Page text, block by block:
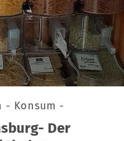
- Konsum -
Der